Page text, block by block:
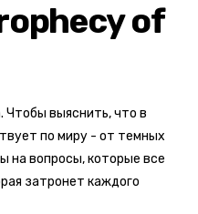
of
Чтобы выяснить, что в
по миру - от темных
на вопросы, которые все
затронет каждого